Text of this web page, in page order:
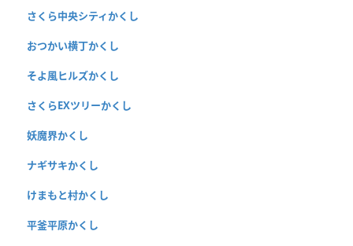
さくら中央シティかくし
おつかい横丁かくし
そよ風ヒルズかくし
さくらEXツリーかくし
妖魔界かくし
ナギサキかくし
けまもと村かくし
平釜平原かくし